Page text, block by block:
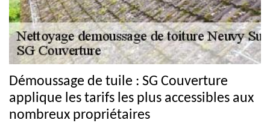
Démoussage de tuile : SG Couverture
applique les tarifs les plus accessibles aux
nombreux propriétaires